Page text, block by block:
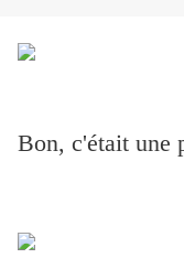
Bon, c'était une